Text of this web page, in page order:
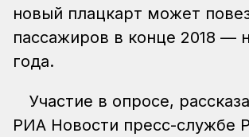
новый плацкарт может
пассажиров в конце 2018 —
года.
Участие в опросе,
РИА Новости пресс-службе